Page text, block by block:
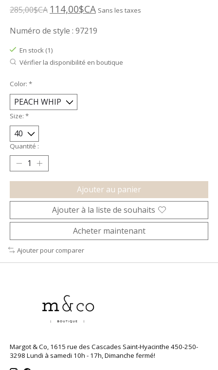
285,00$CA 114,00$CA Sans les taxes
Numéro de style : 97219
En stock (1)
Vérifier la disponibilité en boutique
Color: *
Size: *
Quantité :
Ajouter au panier
Ajouter à la liste de souhaits
Acheter maintenant
Ajouter pour comparer
Margot & Co, 1615 rue des Cascades Saint-Hyacinthe 450-250-
3298 Lundi à samedi 10h - 17h, Dimanche fermé!